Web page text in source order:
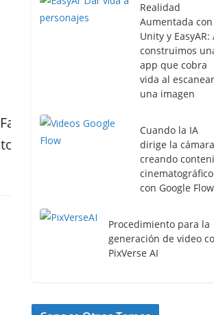
Facebuilder una
29 mayo, 2021 0
Realidad
Aumentada con
Unity y EasyAR:
construimos
app que cobra
vida al escanear
una imagen
Cuando la IA
dirige la
creando
cinematográfico
con Google Flow
Procedimiento para la
generación de video
PixVerse AI